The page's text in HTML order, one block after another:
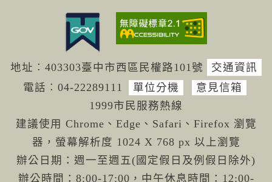
地址︰403303臺中市西區民權路101號
交通資訊
電話︰04-22289111 單位分機
意見信箱
1999市民服務熱線
建議使用 Chrome、Edge、Safari、Firefox 瀏覽
器，螢幕解析度 1024 X 768 px 以上瀏覽
辦公日期：週一至週五(國定假日及例假日除外)
辦公時間：8:00-17:00，中午休息時間：12:00-